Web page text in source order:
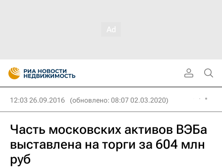
12:03 26.09.2016 (обновлено: 08:07 02.03.2020)
Часть московских активов ВЭБа
выставлена на торги за 604 млн
руб